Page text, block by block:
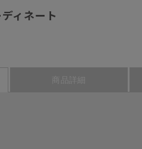
ィネート
商品詳細